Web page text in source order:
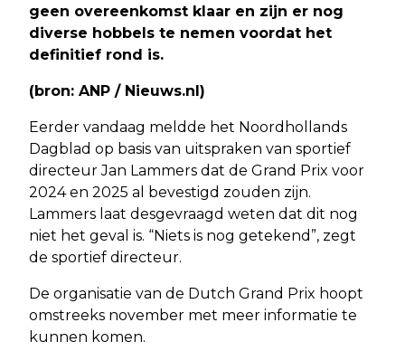
geen overeenkomst klaar en zijn er nog
diverse hobbels te nemen voordat het
definitief rond is.
(bron: ANP / Nieuws.nl)
Eerder vandaag meldde het Noordhollands
Dagblad op basis van uitspraken van sportief
directeur Jan Lammers dat de Grand Prix voor
2024 en 2025 al bevestigd zouden zijn.
Lammers laat desgevraagd weten dat dit nog
niet het geval is. “Niets is nog getekend”, zegt
de sportief directeur.
De organisatie van de Dutch Grand Prix hoopt
omstreeks november met meer informatie te
kunnen komen.